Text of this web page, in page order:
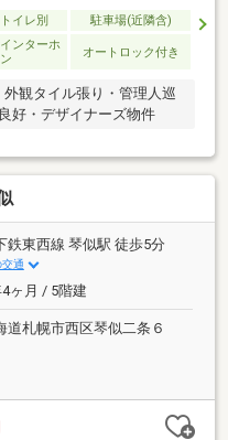
イレ別 駐車場(近隣含)
ンターホ
ン
オートロック付き
観タイル張り・管理人巡
好・デザイナーズ物件
鉄東西線 琴似駅 徒歩5分
通
ヶ月 / 5階建
道札幌市西区琴似二条６